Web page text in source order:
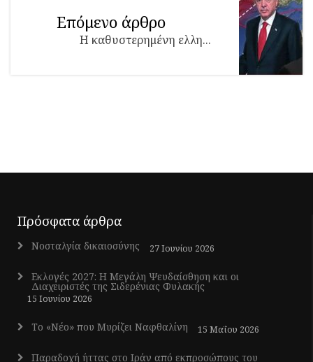
Επόμενο άρθρο
Η καθυστερημένη ελλη...
Πρόσφατα άρθρα
Νοσταλγία δικαιοσύνης 27 Ιουνίου 2026
Εκλογές 2027: Η Μεγάλη Ψευδαίσθηση και οι
Διαχειριστές της Σιδερένιας Φυλακής
15 Ιουνίου 2026
Το «Νέο» που Μυρίζει Ναφθαλίνη 15 Μαΐου 2026
Παραδοχή ήττας στο Ιράν από εκπροσώπους του